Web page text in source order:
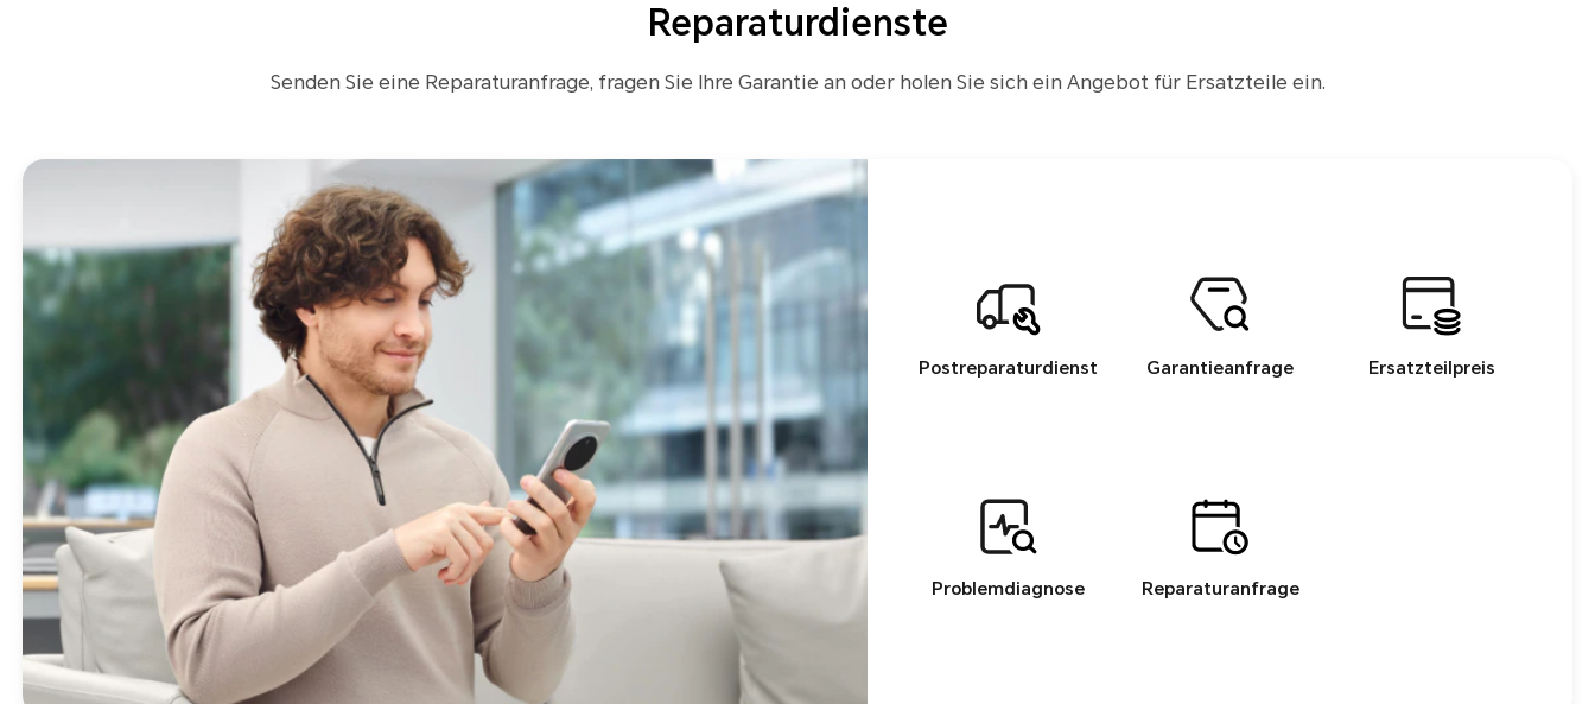
Reparaturdienste
Senden Sie eine Reparaturanfrage, fragen Sie Ihre Garantie an oder holen Sie sich ein Angebot für Ersatzteile ein.
Postreparaturdienst Garantieanfrage Ersatzteilpreis
Problemdiagnose Reparaturanfrage